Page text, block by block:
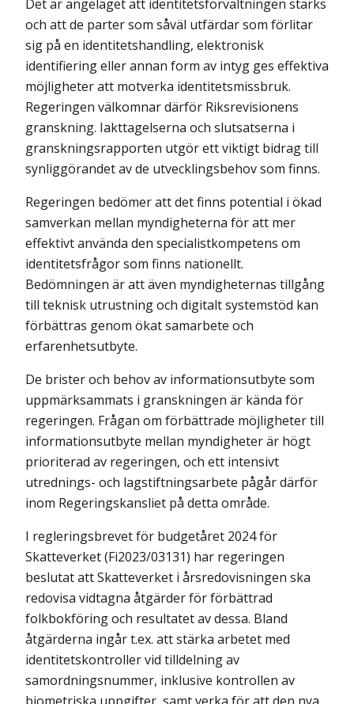
Det är angeläget att identitetsförvaltningen stärks
och att de parter som såväl utfärdar som förlitar
sig på en identitetshandling, elektronisk
identifiering eller annan form av intyg ges effektiva
möjligheter att motverka identitetsmissbruk.
Regeringen välkomnar därför Riksrevisionens
granskning. Iakttagelserna och slutsatserna i
granskningsrapporten utgör ett viktigt bidrag till
synliggörandet av de utvecklingsbehov som finns.
Regeringen bedömer att det finns potential i ökad
samverkan mellan myndigheterna för att mer
effektivt använda den specialistkompetens om
identitetsfrågor som finns nationellt.
Bedömningen är att även myndigheternas tillgång
till teknisk utrustning och digitalt systemstöd kan
förbättras genom ökat samarbete och
erfarenhetsutbyte.
De brister och behov av informationsutbyte som
uppmärksammats i granskningen är kända för
regeringen. Frågan om förbättrade möjligheter till
informationsutbyte mellan myndigheter är högt
prioriterad av regeringen, och ett intensivt
utrednings- och lagstiftningsarbete pågår därför
inom Regeringskansliet på detta område.
I regleringsbrevet för budgetåret 2024 för
Skatteverket (Fi2023/03131) har regeringen
beslutat att Skatteverket i årsredovisningen ska
redovisa vidtagna åtgärder för förbättrad
folkbokföring och resultatet av dessa. Bland
åtgärderna ingår t.ex. att stärka arbetet med
identitetskontroller vid tilldelning av
samordningsnummer, inklusive kontrollen av